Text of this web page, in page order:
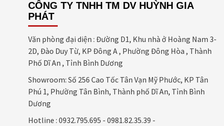
CÔNG TY TNHH TM DV HUỲNH GIA
PHÁT
Văn phòng đại diện : Đường D1, Khu nhà ở Hoàng Nam 3-
2D, Đào Duy Từ, KP Đông A , Phường Đông Hòa , Thành
Phố Dĩ An , Tỉnh Bình Dương
Showroom: Số 256 Cao Tốc Tân Vạn Mỹ Phước, KP Tân
Phú 1, Phường Tân Bình, Thành phố Dĩ An, Tỉnh Bình
Dương
Hotline : 0932.795.695 - 0981.82.35.39 -